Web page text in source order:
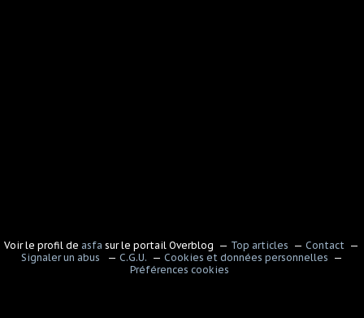
Voir le profil de asfa sur le portail Overblog Top articles
Contact
Signaler un abus
C.G.U.
Cookies et données personnelles
Préférences cookies